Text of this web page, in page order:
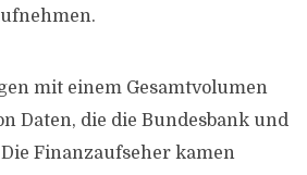
mit einem Gesamtvolumen
Daten, die die Bundesbank und
Finanzaufseher kamen